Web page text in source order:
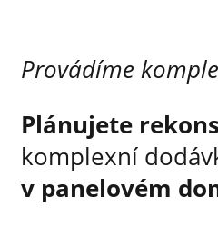
Provádíme
Plánujete
komplexní
v panelovém